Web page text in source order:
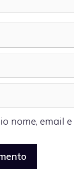
nome, email